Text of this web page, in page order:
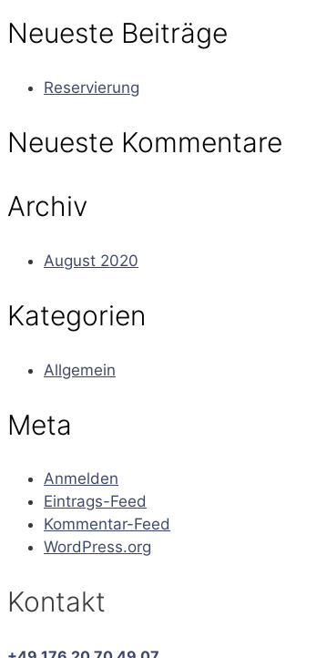
Neueste Beiträge
Reservierung
Neueste Kommentare
Archiv
August 2020
Kategorien
Allgemein
Meta
Anmelden
Eintrags-Feed
Kommentar-Feed
WordPress.org
Kontakt